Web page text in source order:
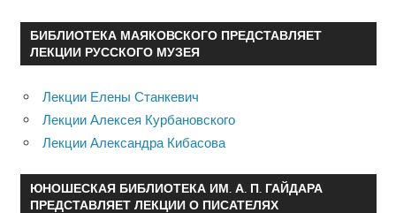
БИБЛИОТЕКА МАЯКОВСКОГО ПРЕДСТАВЛЯЕТ
ЛЕКЦИИ РУССКОГО МУЗЕЯ
Лекции Елены Станкевич
Лекции Алексея Курбановского
Лекции Александра Кибасова
ЮНОШЕСКАЯ БИБЛИОТЕКА ИМ. А. П. ГАЙДАРА
ПРЕДСТАВЛЯЕТ ЛЕКЦИИ О ПИСАТЕЛЯХ